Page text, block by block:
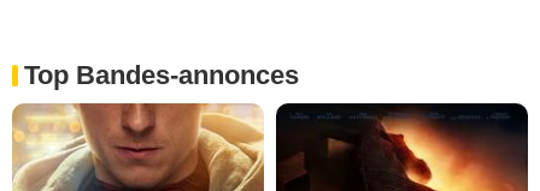
Top Bandes-annonces